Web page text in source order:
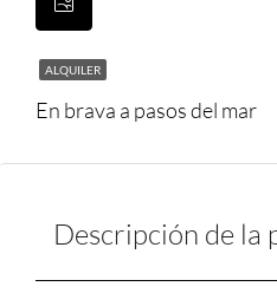
ALQUILER
En brava a pasos del mar
Descripción de la